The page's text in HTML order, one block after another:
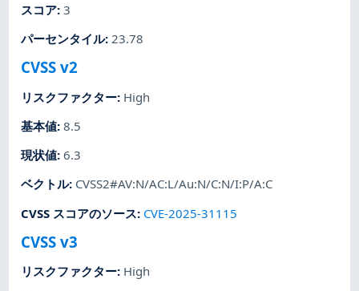
スコア:3
パーセンタイル:23.78
CVSS v2
リスクファクター: High
基本値:8.5
現状値:6.3
ベクトル: CVSS2#AV:N/AC:L/Au:N/C:N/I:P/A:C
CVSS スコアのソース: CVE-2025-31115
CVSS v3
リスクファクター: High